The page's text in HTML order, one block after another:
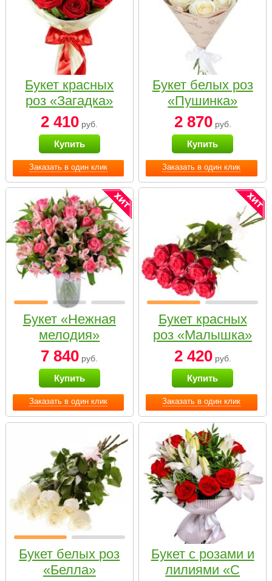
Заказать в один клик
Букет красных
роз «Загадка»
2 410 руб.
Купить
Заказать в один клик
Букет белых роз
«Пушинка»
2 870руб.
Купить
Заказать в один клик
Букет «Нежная
мелодия»
7 840 руб.
Купить
Заказать в один клик
Букет красных
роз «Малышка»
2 420руб.
Купить
Букет белых роз
«Белла»
Букет с розами и
лилиями «С